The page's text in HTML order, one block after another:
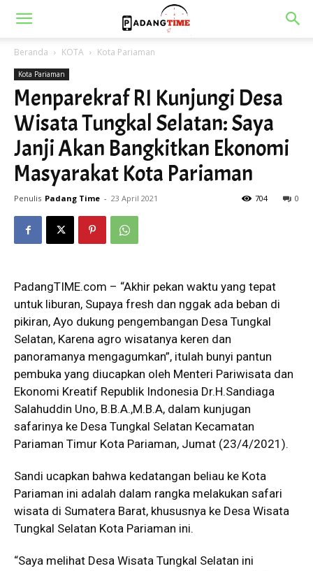
Beranda KOTA Kota Pariaman
Kota Pariaman
Menparekraf RI Kunjungi Desa
Wisata Tungkal Selatan: Saya
Janji Akan Bangkitkan Ekonomi
Masyarakat Kota Pariaman
Penulis Padang Time - 23 April 2021 0
704
PadangTIME.com – “Akhir pekan waktu yang tepat
untuk liburan, Supaya fresh dan nggak ada beban di
pikiran, Ayo dukung pengembangan Desa Tungkal
Selatan, Karena agro wisatanya keren dan
panoramanya mengagumkan”, itulah bunyi pantun
pembuka yang diucapkan oleh Menteri Pariwisata dan
Ekonomi Kreatif Republik Indonesia Dr.H.Sandiaga
Salahuddin Uno, B.B.A.,M.B.A, dalam kunjugan
safarinya ke Desa Tungkal Selatan Kecamatan
Pariaman Timur Kota Pariaman, Jumat (23/4/2021).
Sandi ucapkan bahwa kedatangan beliau ke Kota
Pariaman ini adalah dalam rangka melakukan safari
wisata di Sumatera Barat, khususnya ke Desa Wisata
Tungkal Selatan Kota Pariaman ini.
“Saya melihat Desa Wisata Tungkal Selatan ini